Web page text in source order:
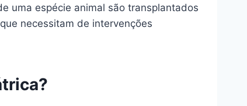
uma espécie animal são transplantados
necessitam de intervenções